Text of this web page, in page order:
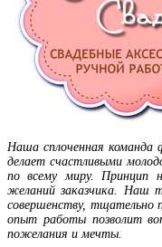
Наша сплоченная команда
делает счастливыми
по всему миру. Принцип
желаний заказчика. Наш
совершенству,
опыт работы позволит
пожелания и мечты.